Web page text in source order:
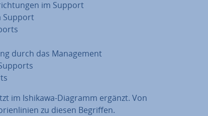
im Support
Support
durch das Ma­nage­ment
im Ishikawa-Diagramm ergänzt. Von
zu diesen Begriffen.